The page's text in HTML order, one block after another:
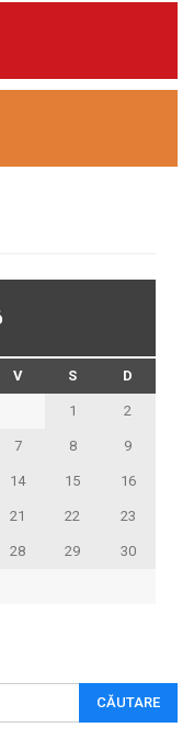
V S D
1 2
7 8 9
14 15 16
21 22 23
28 29 30